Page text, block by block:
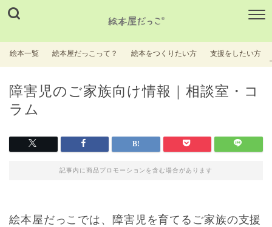
絵本一覧 絵本屋だっこって？ 絵本をつくりたい方 支援をしたい方
障害児のご家族向け情報｜相談室・コ
ラム
記事内に商品プロモーションを含む場合があります
絵本屋だっこでは、障害児を育てるご家族の支援